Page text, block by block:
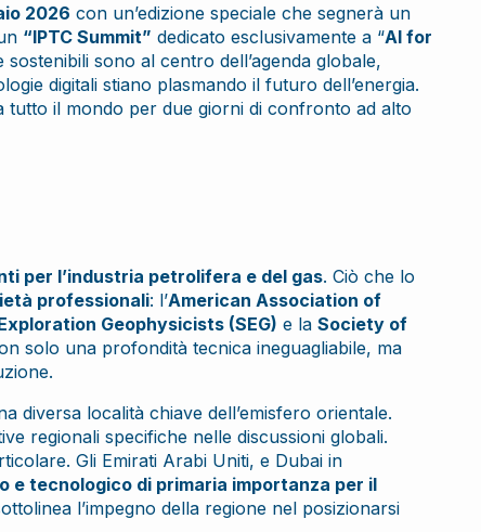
2026 con un’edizione speciale che segnerà un
“IPTC Summit” dedicato esclusivamente a “AI for
sono al centro dell’agenda globale,
digitali stiano plasmando il futuro dell’energia.
tutto il mondo per due giorni di confronto ad alto
per l’industria petrolifera e del gas. Ciò che lo
professionali: l’American Association of
Geophysicists (SEG) e la Society of
solo una profondità tecnica ineguagliabile, ma
diversa località chiave dell’emisfero orientale.
regionali specifiche nelle discussioni globali.
Gli Emirati Arabi Uniti, e Dubai in
e tecnologico di primaria importanza per il
l’impegno della regione nel posizionarsi